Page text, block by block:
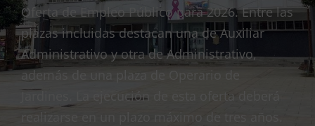
Oferta de Empleo Público para 2026. Entre las
plazas incluidas destacan una de Auxiliar
Administrativo y otra de Administrativo,
además de una plaza de Operario de
Jardines. La ejecución de esta oferta deberá
realizarse en un plazo máximo de tres años.